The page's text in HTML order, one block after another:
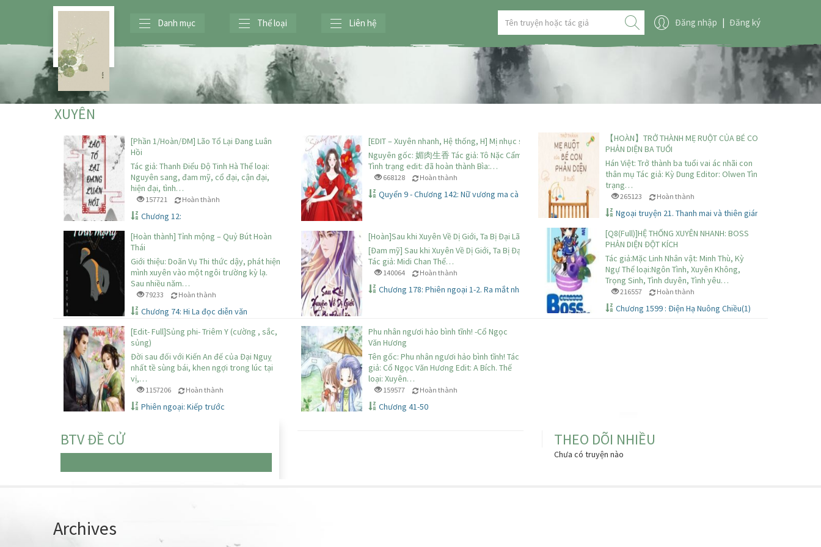
Danh mục Thể loại Liên hệ Đăng nhập | Đăng ký
XUYÊN
[Phần 1/Hoàn/ĐM] Lão Tổ Lại Đang Luân
Hồi
Tác giả: Thanh Điểu Độ Tinh Hà Thể loại:
Nguyên sang, đam mỹ, cổ đại, cận đại,
hiện đại, tình…
157721 Hoàn thành
Chương 12:
[EDIT – Xuyên nhanh, Hệ thống, H] Mị nhục sinh hương
Nguyên gốc: 媚肉生香 Tác giả: Tô Nặc Cẩm Tình trạng raw: 150+ chương
Tình trạng edit: đã hoàn thành Bìa:…
668128 Hoàn thành
Quyển 9 - Chương 142: Nữ vương ma cà rồng đem lòng yêu linh mục (17)
【HOÀN】TRỞ THÀNH MẸ RUỘT CỦA BÉ CON
PHẢN DIỆN BA TUỔI
Hán Việt: Trở thành ba tuổi vai ác nhãi con
thân mụ Tác giả: Kỳ Dung Editor: Olwen Tình
trạng…
265123 Hoàn thành
Ngoại truyện 21. Thanh mai và thiên giáng*
[Hoàn thành] Tỉnh mộng – Quỷ Bút Hoàn
Thái
Giới thiệu: Doãn Vụ Thi thức dậy, phát hiện
mình xuyên vào một ngôi trường kỳ lạ.
Sau nhiều năm…
79233 Hoàn thành
Chương 74: Hi La đọc diễn văn
[Hoàn]Sau khi Xuyên Về Dị Giới, Ta Bị Đại Lão Để Mắt Tới
[Đam mỹ] Sau khi Xuyên Về Dị Giới, Ta Bị Đại Lão Để Mắt Tới
Tác giả: Midi Chan Thể…
140064 Hoàn thành
Chương 178: Phiên ngoại 1-2. Ra mắt nhạc phụ nhạc mẫu.
[Q8(Full)]HỆ THỐNG XUYÊN NHANH: BOSS
PHẢN DIỆN ĐỘT KÍCH
Tác giả:Mặc Linh Nhân vật: Minh Thù, Kỳ
Ngự Thể loại:Ngôn Tình, Xuyên Không,
Trọng Sinh, Tình duyên, Tình yêu…
216557 Hoàn thành
Chương 1599 : Điện Hạ Nuông Chiều(1)
[Edit- Full]Sủng phi- Triêm Y (cường , sắc,
sủng)
Đời sau đối với Kiến An đế của Đại Nguỵ
nhất tề sùng bái, khen ngợi trong lúc tại
vị,…
1157206 Hoàn thành
Phiên ngoại: Kiếp trước
Phu nhân ngươi hảo bình tĩnh! -Cổ Ngọc
Văn Hương
Tên gốc: Phu nhân ngươi hảo bình tĩnh! Tác
giả: Cổ Ngọc Văn Hương Edit: A Bích. Thế
loại: Xuyên…
159577 Hoàn thành
Chương 41-50
BTV ĐỀ CỬ THEO DÕI NHIỀU
Chưa có truyện nào
Archives